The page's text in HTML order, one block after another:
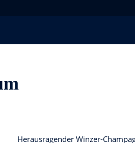
Herausragender Winzer-